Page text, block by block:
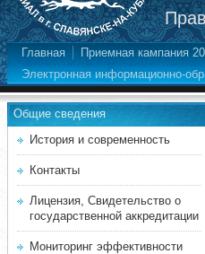
Главная Приемная кампания
Электронная информационно-
Общие сведения
История и современность
Контакты
Лицензия, Свидетельство о
государственной аккредитации
Мониторинг эффективности